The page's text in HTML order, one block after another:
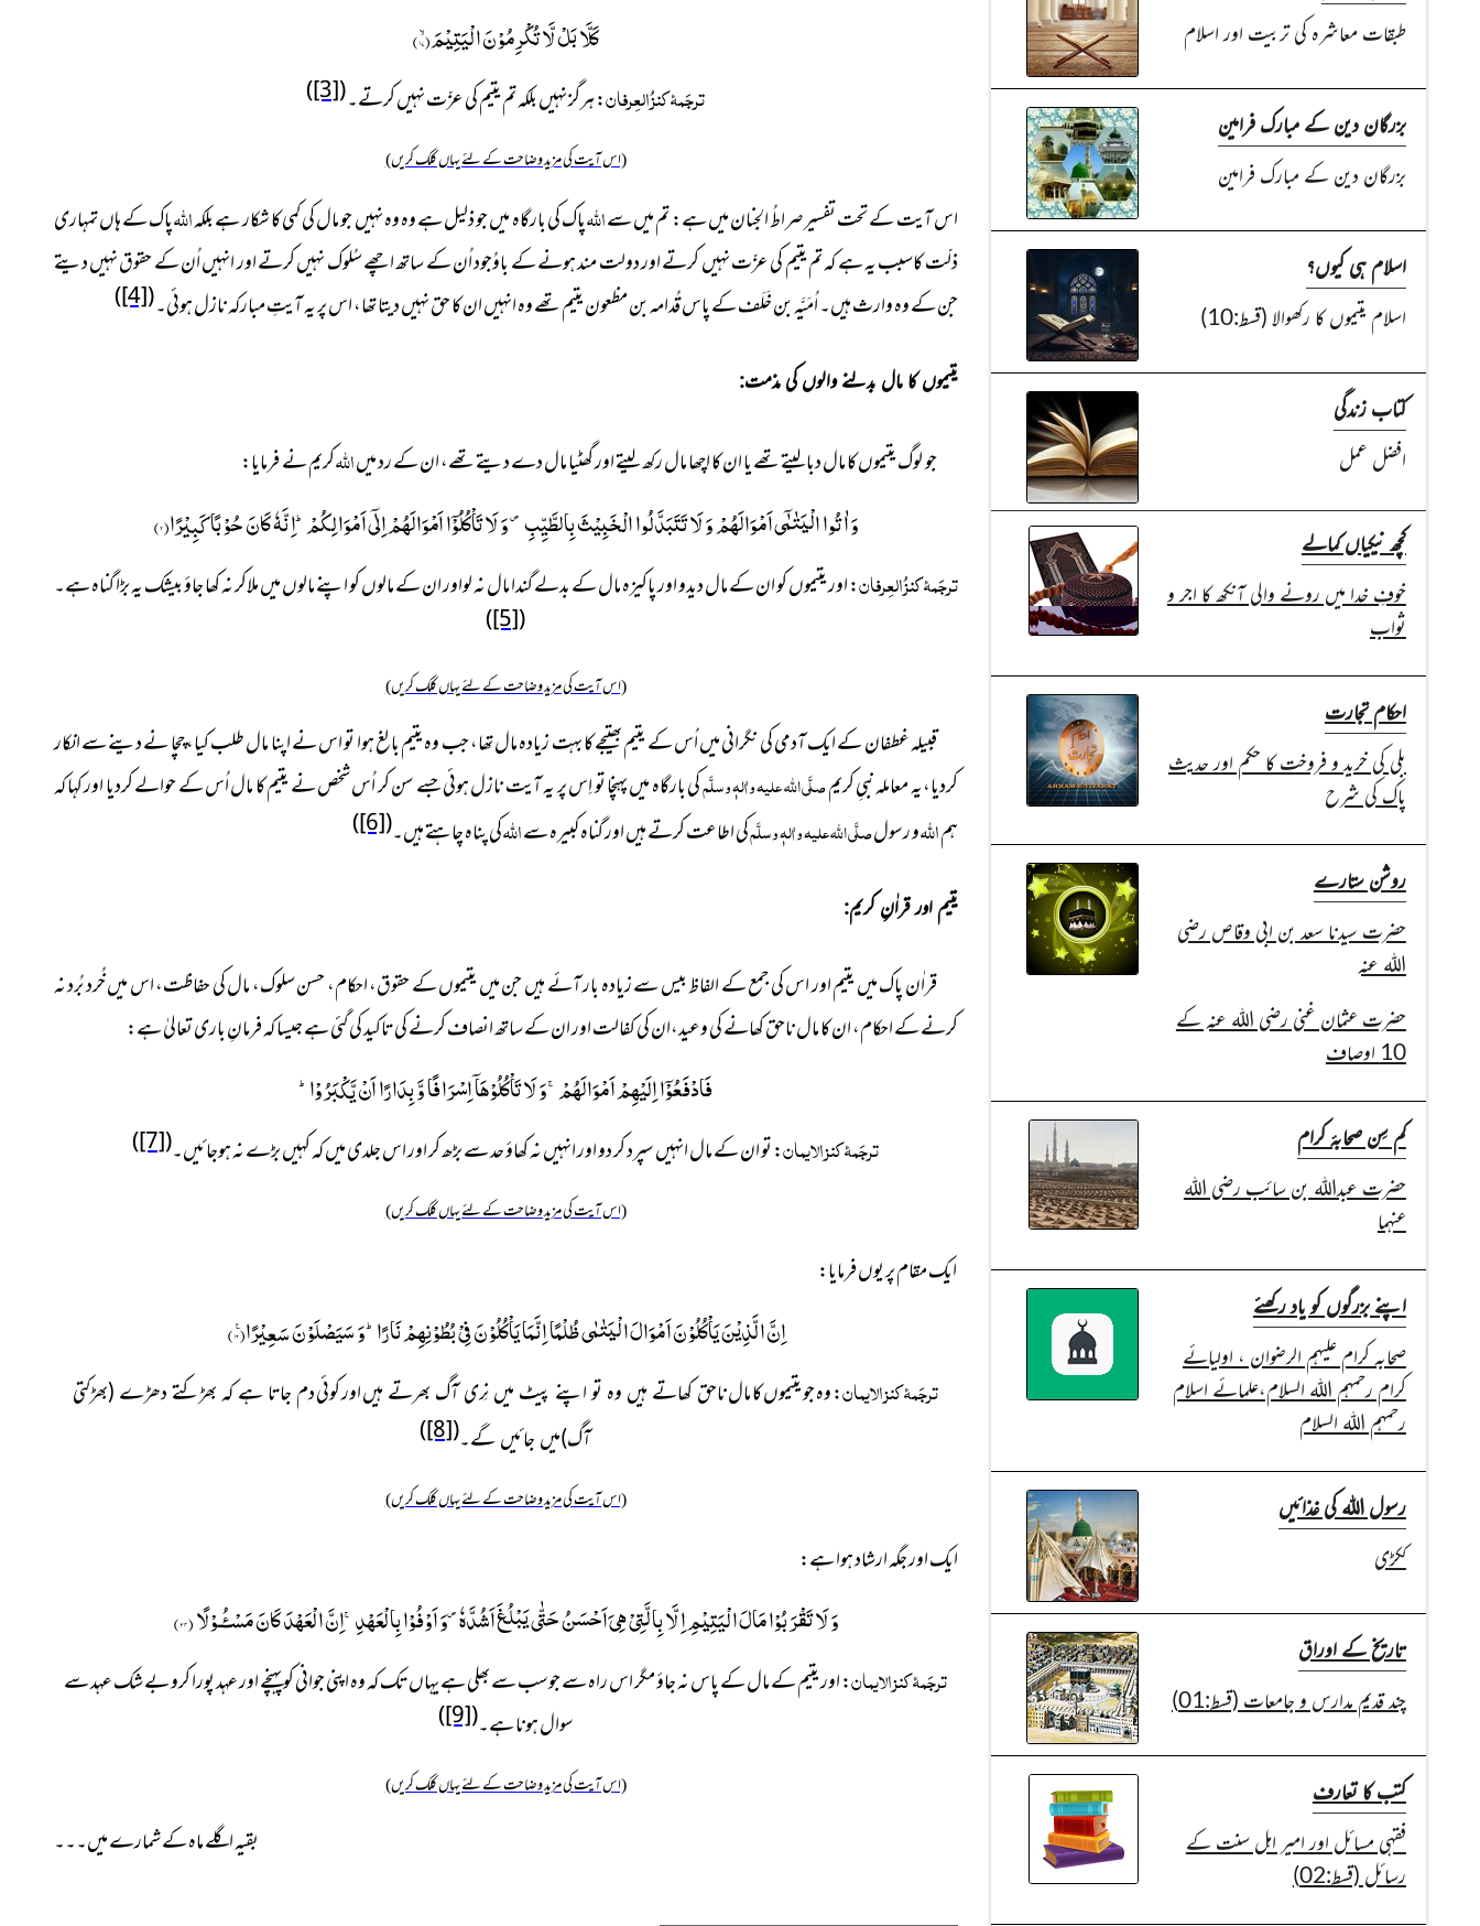
كَلَّا بَلْ لَّا تُكْرِمُوْنَ الْیَتِیْمَۙ(۱۷)
ترجَمۂ کنزُ العِرفان: ہرگز نہیں بلکہ تم یتیم کی عزّت نہیں کرتے۔(
[3]
)
(اس آیت کی مزید وضاحت کے لئے یہاں کلک کریں)
اس آیت کے تحت تفسیر صراطُ الجنان میں ہے: تم میں سےاللہپاککی بارگاہ میں جو ذلیل ہے وہ وہ نہیں جو مال کی کمی کا شکار ہے بلکہاللہپاک کے ہاں تمہاری
ذلّت کاسبب یہ ہے کہ تم یتیم کی عزّت نہیں کرتے اور دولت مند ہونے کے باوُجود اُن کے ساتھ اچھے سُلوک نہیں کرتے اور انہیں اُن کے حقوق نہیں دیتے
جن کے وہ وارث ہیں۔ اُمَیَّہ بن خَلَف کے پاس قُدامہ بن مظعون یتیم تھے وہ انہیں ان کا حق نہیں دیتا تھا، اس پر یہ آیتِ مبارکہ نازل ہوئی۔(
[4]
)
یتیموں کا مال بدلنے والوں کی مذمت:
جو لوگ یتیموں کا مال دبالیتے تھے یا ان کا اچھا مال رکھ لیتے اور گھٹیا مال دے دیتے تھے، ان کے رد میںاللہکریم نے فرمایا:
وَ اٰتُوا الْیَتٰمٰۤى اَمْوَالَهُمْ وَ لَا تَتَبَدَّلُوا الْخَبِیْثَ بِالطَّیِّبِ ۪- وَ لَا تَاْكُلُوْۤا اَمْوَالَهُمْ اِلٰۤى اَمْوَالِكُمْؕ-اِنَّهٗ كَانَ حُوْبًا كَبِیْرًا(۲)
ترجَمۂ کنزُ العِرفان: اور یتیموں کو ان کے مال دیدو اور پاکیزہ مال کے بدلے گندا مال نہ لواور ان کے مالوں کو اپنے مالوں میں ملاکر نہ کھا جاؤ بیشک یہ بڑا گناہ ہے۔
(
[5]
)
(اس آیت کی مزید وضاحت کے لئے یہاں کلک کریں)
قبیلہ غطفان کے ایک آدمی کی نگرانی میں اُس کے یتیم بھتیجے کا بہت زیادہ مال تھا، جب وہ یتیم بالغ ہوا تو اس نے اپنا مال طلب کیا، چچا نے دینے سے انکار
کردیا،یہ معاملہ نبیِ کریمصلَّی اللہ علیہ واٰلہٖ وسلَّمکی بارگاہ میں پہنچا تو اِس پر یہ آیت نازل ہوئی جسے سن کر اُس شخص نے یتیم کا مال اُس کے حوالے کردیا اور کہا کہ
ہماللہو رسولصلَّی اللہ علیہ واٰلہٖ وسلَّمکی اطاعت کرتے ہیں اور گناہ کبیرہ سےاللہکی پناہ چاہتے ہیں۔(
[6]
)
یتیم اور قراٰنِ کریم:
قراٰن پاک میں یتیم اور اس کی جمع کے الفاظ بیس سے زیادہ بار آئے ہیں جن میں یتیموں کے حقوق، احکام، حسن سلوک، مال کی حفاظت، اس میں خُرد بُرد نہ
کرنے کے احکام، ان کا مال ناحق کھانے کی وعید،ان کی کفالت اور ان کے ساتھ انصاف کرنے کی تاکید کی گئی ہے جیسا کہ فرمانِ باری تعالیٰ ہے:
فَادْفَعُوْۤا اِلَیْهِمْ اَمْوَالَهُمْۚ-وَ لَا تَاْكُلُوْهَاۤ اِسْرَافًا وَّ بِدَارًا اَنْ یَّكْبَرُوْاؕ-
ترجَمۂ کنز الایمان: تو ان کے مال انہیں سپرد کر دو اور انہیں نہ کھاؤ حد سے بڑھ کر اور اس جلدی میں کہ کہیں بڑے نہ ہوجائیں۔(
[7]
)
(اس آیت کی مزید وضاحت کے لئے یہاں کلک کریں)
ایک مقام پر یوں فرمایا:
اِنَّ الَّذِیْنَ یَاْكُلُوْنَ اَمْوَالَ الْیَتٰمٰى ظُلْمًا اِنَّمَا یَاْكُلُوْنَ فِیْ بُطُوْنِهِمْ نَارًاؕ-وَ سَیَصْلَوْنَ سَعِیْرًا۠(۱۰)
ترجَمۂ کنز الایمان:وہ جو یتیموں کا مالناحق کھاتے ہیں وہ تو اپنے پیٹ میں نِری آگ بھرتے ہیںاور کوئیدم جاتا ہے کہ بھڑکتے دھڑے (بھڑکتی
آگ)میں جائیں گے۔(
[8]
)
(اس آیت کی مزید وضاحت کے لئے یہاں کلک کریں)
ایک اور جگہ ارشاد ہوا ہے:
وَ لَا تَقْرَبُوْا مَالَ الْیَتِیْمِ اِلَّا بِالَّتِیْ هِیَ اَحْسَنُ حَتّٰى یَبْلُغَ اَشُدَّه۪ٗ-وَ اَوْفُوْا بِالْعَهْدِۚ-اِنَّ الْعَهْدَ كَانَ مَسْـٴُـوْلًا (۳۴)
ترجَمۂ کنز الایمان: اور یتیم کے مال کے پاس نہ جاؤ مگر اس راہ سے جوسب سے بھلی ہے یہاں تک کہ وہ اپنی جوانی کو پہنچے اور عہد پورا کرو بے شک عہد سے
سوال ہونا ہے۔(
[9]
)
(اس آیت کی مزید وضاحت کے لئے یہاں کلک کریں)
بقیہ اگلے ماہ کے شمارے میں۔۔۔
طبقات معاشرہ کی تربیت اور اسلام
بزرگان دین کے مبارک فرامین
بزرگان دین کے مبارک فرامین
اسلام ہی کیوں؟
اسلام یتیموں کا رکھوالا (قسط:10)
کتاب زندگی
افضل عمل
کچھ نیکیاں کمالے
خوفِ خدا میں رونے والی آنکھ کا اجر و
ثواب
احکام تجارت
بلی کی خرید و فروخت کا حکم اور حدیث
پاک کی شرح
روشن ستارے
حضرت سیدنا سعد بن ابی وقاص رضی
اللہ عنہ
حضرت عثمان غنی رضی اللہ عنہ کے
10 اوصاف
کم سِن صحابۂ کرام
حضرت عبداللہ بن سائب رضی اللہ
عنہما
اپنے بزرگوں کو یاد رکھئے
صحابہ کرام علیہم الرضوان ، اولیائے
کرام رحمہم اللہ السلام،علمائے اسلام
رحمہم اللہ السلام
رسول اللہ کی غذائیں
ککڑی
تاریخ کے اوراق
چند قدیم مدارس و جامعات (قسط:01)
کتب کا تعارف
فقہی مسائل اور امیر اہل سنت کے
رسائل (قسط:02)